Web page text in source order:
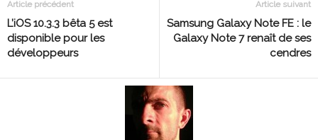
Article précédent
L’iOS 10.3.3 bêta 5 est
disponible pour les
développeurs
Article suivant
Samsung Galaxy Note FE : le
Galaxy Note 7 renaît de ses
cendres